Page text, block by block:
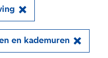
en kademuren